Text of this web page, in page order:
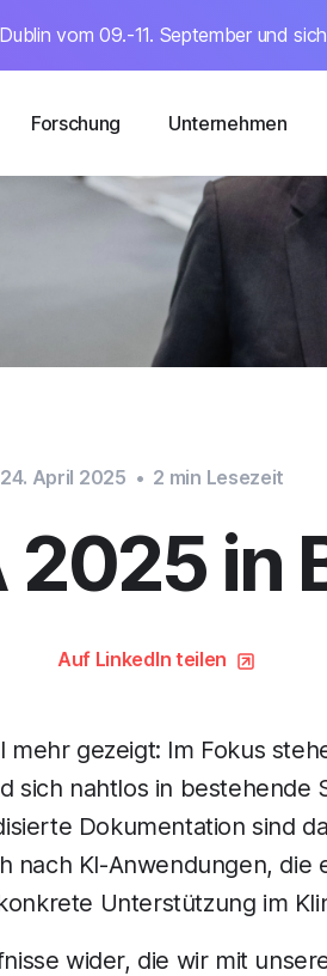
vom 09.-11. September und
Forschung Unternehmen
24. April 2025 • 2 min Lesezeit
2025 in
Auf LinkedIn teilen
mehr gezeigt: Im Fokus
sich nahtlos in bestehende
Dokumentation sind
nach KI-Anwendungen,
Unterstützung im
wider, die wir mit